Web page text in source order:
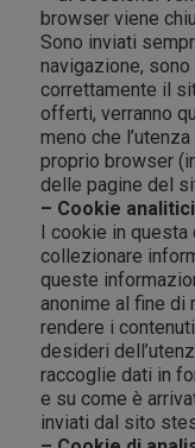
browser viene
Sono inviati
navigazione,
correttamente il
offerti, verranno
meno che
proprio browser
delle pagine del
– Cookie analitici
I cookie in
collezionare
queste
anonime al fine di
rendere i
desideri
raccoglie dati in
e su come è
inviati dal sito